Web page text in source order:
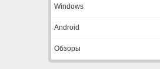
Windows
Android
Обзоры